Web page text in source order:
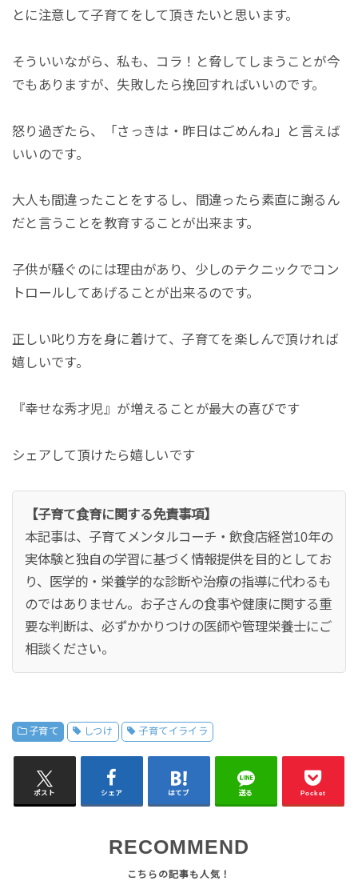
とに注意して子育てをして頂きたいと思います。
そういいながら、私も、コラ！と脅してしまうことが今
でもありますが、失敗したら挽回すればいいのです。
怒り過ぎたら、「さっきは・昨日はごめんね」と言えば
いいのです。
大人も間違ったことをするし、間違ったら素直に謝るん
だと言うことを教育することが出来ます。
子供が騒ぐのには理由があり、少しのテクニックでコン
トロールしてあげることが出来るのです。
正しい叱り方を身に着けて、子育てを楽しんで頂ければ
嬉しいです。
『幸せな秀才児』が増えることが最大の喜びです
シェアして頂けたら嬉しいです
【子育て食育に関する免責事項】
本記事は、子育てメンタルコーチ・飲食店経営10年の
実体験と独自の学習に基づく情報提供を目的としてお
り、医学的・栄養学的な診断や治療の指導に代わるも
のではありません。お子さんの食事や健康に関する重
要な判断は、必ずかかりつけの医師や管理栄養士にご
相談ください。
子育て しつけ 子育てイライラ
ポスト シェア はてブ 送る Pocket
RECOMMEND